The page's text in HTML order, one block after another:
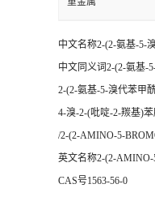
中文名称2-(2-氨基-5-
中文同义词2-(2-氨基-
2-(2-氨基-5-溴代苯甲
4-溴-2-(吡啶-2-羰基)
/2-(2-AMINO-5-
英文名称2-(2-
CAS号1563-56-0